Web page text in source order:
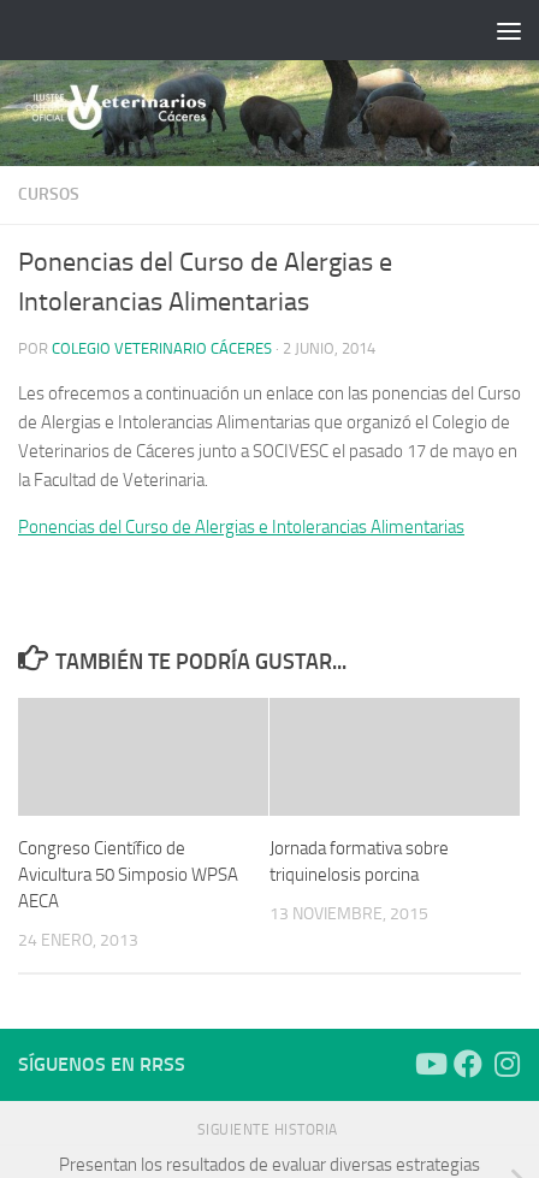
CURSOS
Ponencias del Curso de Alergias e
Intolerancias Alimentarias
POR COLEGIO VETERINARIO CÁCERES · 2 JUNIO, 2014
Les ofrecemos a continuación un enlace con las ponencias del Curso
de Alergias e Intolerancias Alimentarias que organizó el Colegio de
Veterinarios de Cáceres junto a SOCIVESC el pasado 17 de mayo en
la Facultad de Veterinaria.
Ponencias del Curso de Alergias e Intolerancias Alimentarias
TAMBIÉN TE PODRÍA GUSTAR...
Congreso Científico de
Avicultura 50 Simposio WPSA
AECA
24 ENERO, 2013
Jornada formativa sobre
triquinelosis porcina
13 NOVIEMBRE, 2015
SÍGUENOS EN RRSS
SIGUIENTE HISTORIA
Presentan los resultados de evaluar diversas estrategias